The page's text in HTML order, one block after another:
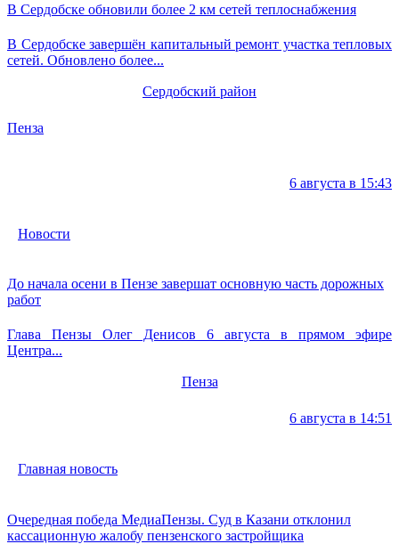
В Сердобске обновили более 2 км сетей теплоснабжения
В Сердобске завершён капитальный ремонт участка тепловых
сетей. Обновлено более...
Сердобский район
Пенза
6 августа в 15:43
Новости
До начала осени в Пензе завершат основную часть дорожных
работ
Глава Пензы Олег Денисов 6 августа в прямом эфире
Центра...
Пенза
6 августа в 14:51
Главная новость
Очередная победа МедиаПензы. Суд в Казани отклонил
кассационную жалобу пензенского застройщика